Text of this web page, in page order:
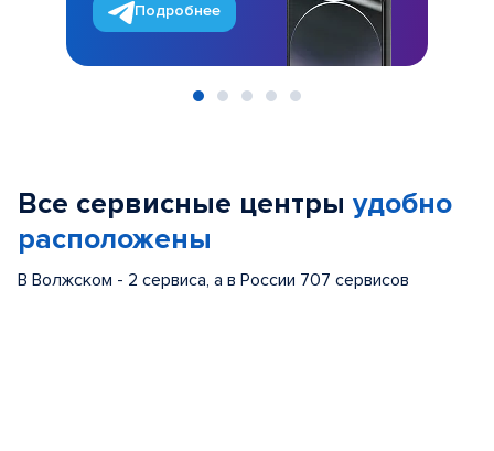
Подробнее
Все сервисные центры удобно
расположены
В Волжском - 2 сервиса, а в России 707 сервисов